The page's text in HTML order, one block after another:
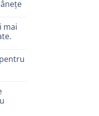
mai